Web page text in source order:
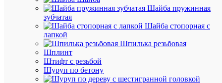
Шайба пружинная
зубчатая
Шайба стопорная с
лапкой
Шпилька резьбовая
Шплинт
Штифт с резьбой
Шуруп по бетону
023110
Бренд